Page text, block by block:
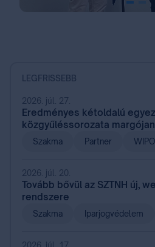
LEGFRISSEBB
2026. júl. 27.
Eredményes kétoldalú
közgyűléssorozata
Szakma Partner WIPO
2026. júl. 20.
Tovább bővül az SZTNH új,
rendszere
Szakma Iparjogvédelem
2026. júl. 17.